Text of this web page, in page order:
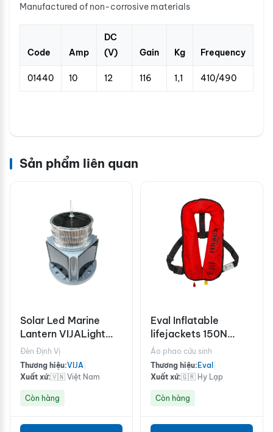
Manufactured of non-corrosive materials
Code Amp
DC
(V)
Gain Kg Frequency
01440 10 12 116 1,1 410/490
Sản phẩm liên quan
Solar Led Marine
Lantern VIJALight
VIJA-370
Đèn Định Vị
Thương hiệu:VIJA
Xuất xứ:🇻🇳 Việt Nam
Còn hàng
Eval Inflatable
lifejackets 150N
Buckle Stainless
steel 2x33g
Áo phao cứu sinh
Thương hiệu: Eval
Xuất xứ:🇬🇷 Hy Lạp
Còn hàng